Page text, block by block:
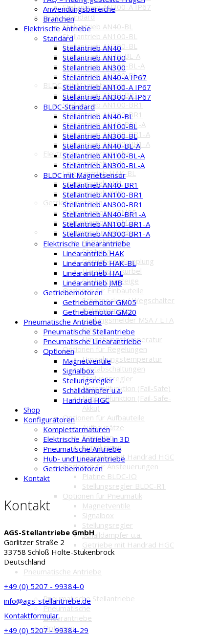
Stellantrieb AN300-A IP67
BLDC-Standard
Stellantrieb AN40-BL
Stellantrieb AN100-BL
Stellantrieb AN300-BL
Stellantrieb AN40-BL-A
Stellantrieb AN100-BL-A
Stellantrieb AN300-BL-A
BLDC mit Magnetsensor
Stellantrieb AN40-BR1
Stellantrieb AN100-BR1
Stellantrieb AN300-BR1
Stellantrieb AN40-BR1-A
Stellantrieb AN100-BR1-A
Stellantrieb AN300-BR1-A
Elektrische Linearantriebe
Linearantrieb HAK
Linearantrieb HAK-BL
Linearantrieb HAL
Linearantrieb JMB
Getriebemotoren
Getriebemotor GM05
Getriebemotor GM20
Optionen für Antriebe
Abtriebswelle
Stellweg
Getriebeauskupplung
Handrad / -kurbel
Stellungsanzeige
Optionen für Einbauteile
Schaltnocken / Wegschalter
Potentiometer
Stellungsmelder MSA / ETA
Relais
Umgebungstemperatur
Optionen für Regelungen
Umgebungstemperatur
Lastabschaltungen
Stellungsregler
Notstellfunktion (Fail-Safe)
Notstellfunktion (Fail-Safe-
Akku)
Optionen für Aufbauteile
Aufbausätze
Konsolen
Kupplungen
Getriebe mit Handrad HGC
Optionen für Ansteuerungen
Platine BLDC-IO
Stellungsregler BLDC-R1
Optionen für Pneumatik
Magnetventile
Signalbox
Stellungsregler
Schalldämpfer u.a.
Getriebe mit Handrad HGC
Pneumatische Antriebe
Pneumatische Stellantriebe
Pneumatische
Linearantriebe
Optionen
Anwendungsbereiche
Branchen
Elektrische Antriebe
Standard
Stellantrieb AN40
Stellantrieb AN100
Stellantrieb AN300
Stellantrieb AN40-A IP67
Stellantrieb AN100-A IP67
Stellantrieb AN300-A IP67
BLDC-Standard
Stellantrieb AN40-BL
Stellantrieb AN100-BL
Stellantrieb AN300-BL
Stellantrieb AN40-BL-A
Stellantrieb AN100-BL-A
Stellantrieb AN300-BL-A
BLDC mit Magnetsensor
Stellantrieb AN40-BR1
Stellantrieb AN100-BR1
Stellantrieb AN300-BR1
Stellantrieb AN40-BR1-A
Stellantrieb AN100-BR1-A
Stellantrieb AN300-BR1-A
Elektrische Linearantriebe
Linearantrieb HAK
Linearantrieb HAK-BL
Linearantrieb HAL
Linearantrieb JMB
Getriebemotoren
Getriebemotor GM05
Getriebemotor GM20
Pneumatische Antriebe
Pneumatische Stellantriebe
Pneumatische Linearantriebe
Optionen
Magnetventile
Signalbox
Stellungsregler
Schalldämpfer u.a.
Handrad HGC
Shop
Konfiguratoren
Komplettarmaturen
Elektrische Antriebe in 3D
Pneumatische Antriebe
Hub- und Linearantriebe
Getriebemotoren
Kontakt
Kontakt
AGS-Stellantriebe GmbH
Görlitzer Straße 2
33758 Schloß Holte-Stukenbrock
Deutschland
+49 (0) 5207 - 99384-0
info@ags-stellantriebe.de
Kontaktformular
+49 (0) 5207 - 99384-29